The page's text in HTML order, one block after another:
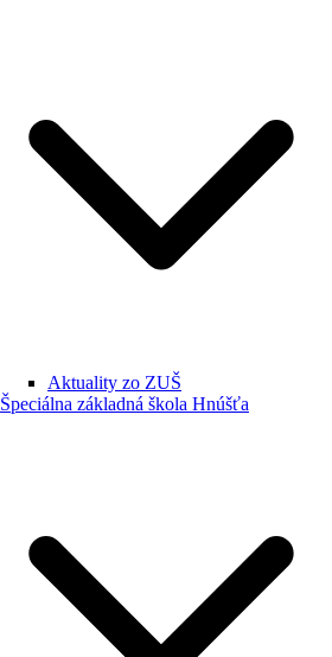
Aktuality zo ZUŠ
Špeciálna základná škola Hnúšťa